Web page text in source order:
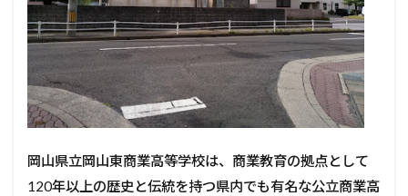
岡山県立岡山東商業高等学校は、商業教育の拠点として
120年以上の歴史と伝統を持つ県内でも有名な公立商業高